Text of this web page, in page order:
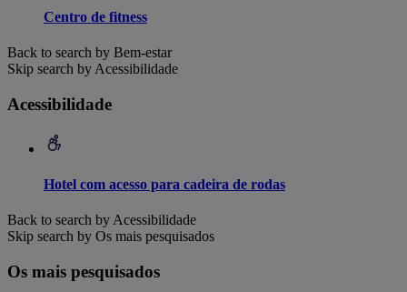
Centro de fitness
Back to search by Bem-estar
Skip search by Acessibilidade
Acessibilidade
Hotel com acesso para cadeira de rodas
Back to search by Acessibilidade
Skip search by Os mais pesquisados
Os mais pesquisados